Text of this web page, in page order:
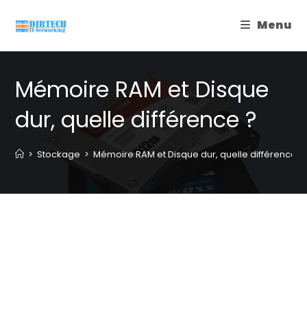
Menu
Mémoire RAM et Disque
dur, quelle différence ?
> Stockage > Mémoire RAM et Disque dur, quelle différence ?